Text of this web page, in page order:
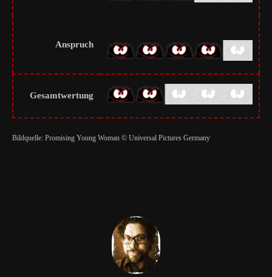
Anspruch
Gesamtwertung
Bildquelle: Promising Young Woman © Universal Pictures Germany